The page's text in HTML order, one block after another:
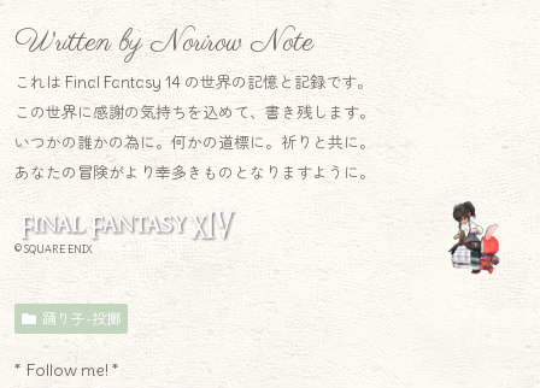
Written by Norirow Note
これは Final Fantasy 14 の世界の記憶と記録です。
この世界に感謝の気持ちを込めて、書き残します。
いつかの誰かの為に。何かの道標に。祈りと共に。
あなたの冒険がより幸多きものとなりますように。
© SQUARE ENIX
踊り子-投擲
* Follow me! *